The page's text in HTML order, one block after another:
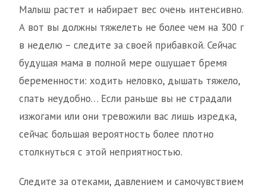
Малыш растет и набирает вес очень интенсивно.
А вот вы должны тяжелеть не более чем на 300 г
в неделю – следите за своей прибавкой. Сейчас
будущая мама в полной мере ощущает бремя
беременности: ходить неловко, дышать тяжело,
спать неудобно… Если раньше вы не страдали
изжогами или они тревожили вас лишь изредка,
сейчас большая вероятность более плотно
столкнуться с этой неприятностью.
Следите за отеками, давлением и самочувствием